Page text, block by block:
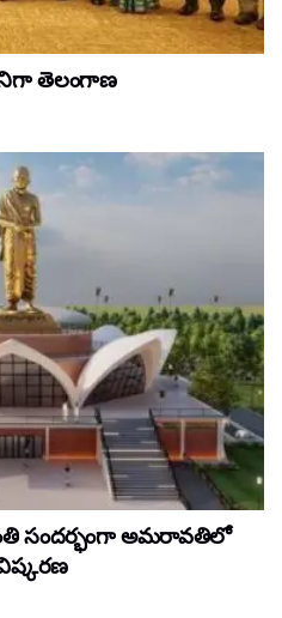
తెలంగాణ
సందర్భంగా అమరావతిలో